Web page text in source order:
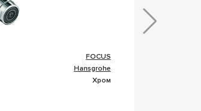
FOCUS
Hansgrohe
Хром